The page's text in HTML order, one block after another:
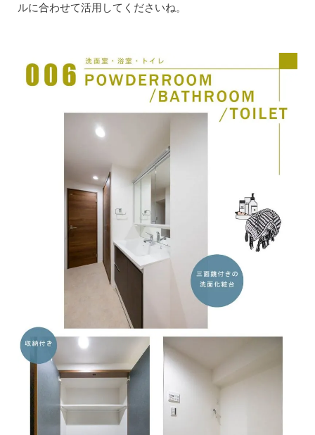
ルに合わせて活用してくださいね。